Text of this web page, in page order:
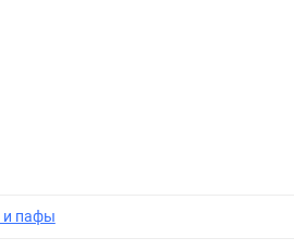
и пафы